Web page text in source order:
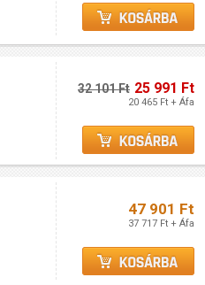
32 101 Ft 25 991 Ft
20 465 Ft + Áfa
47 901 Ft
37 717 Ft + Áfa